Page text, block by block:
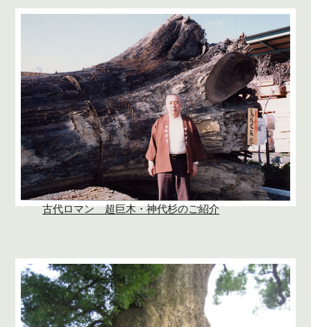
古代ロマン 超巨木・神代杉のご紹介